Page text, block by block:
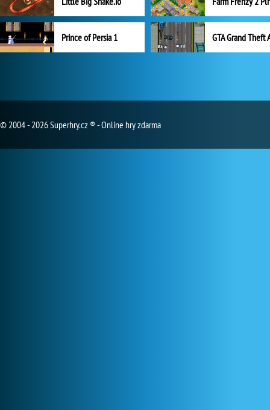
Prince of Persia 1 GTA Grand Theft
© 2004 - 2026 Superhry.cz ® - Online hry zdarma